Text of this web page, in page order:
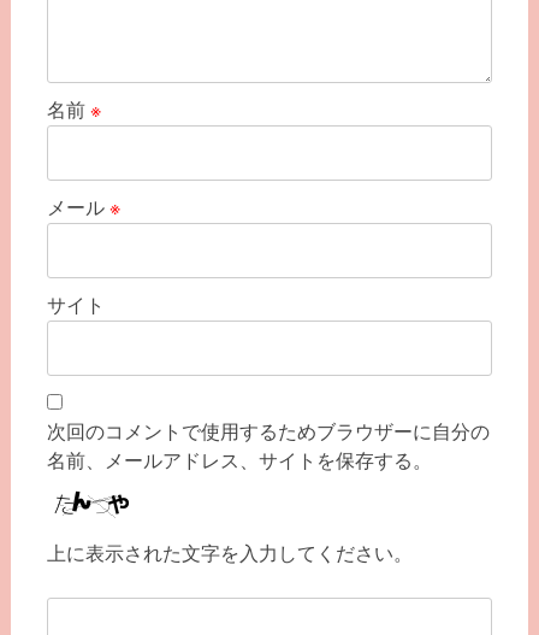
名前 ※
メール ※
サイト
次回のコメントで使用するためブラウザーに自分の
名前、メールアドレス、サイトを保存する。
上に表示された文字を入力してください。